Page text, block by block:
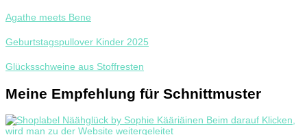
Agathe meets Bene
Geburtstagspullover Kinder 2025
Glücksschweine aus Stoffresten
Meine Empfehlung für Schnittmuster